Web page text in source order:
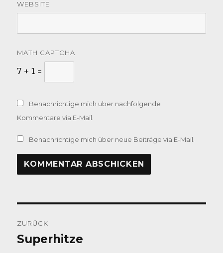
WEBSITE
MATH CAPTCHA
7 + 1 =
Benachrichtige mich über nachfolgende
Kommentare via E-Mail.
Benachrichtige mich über neue Beiträge via E-Mail.
ZURÜCK
Vorheriger
Superhitze